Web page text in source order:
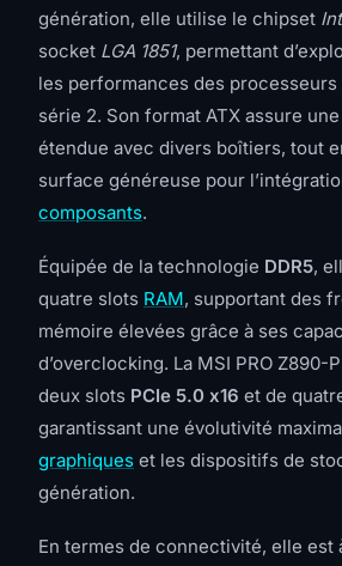
génération, elle utilise le chipset
socket LGA 1851, permettant
les performances des
série 2. Son format ATX assure
étendue avec divers boîtiers, tout
surface généreuse pour
composants.
Équipée de la technologie DDR5,
quatre slots RAM, supportant des
mémoire élevées grâce à ses
d’overclocking. La MSI PRO Z890-
deux slots PCIe 5.0 x16 et de
garantissant une évolutivité
graphiques et les dispositifs de
génération.
En termes de connectivité, elle est